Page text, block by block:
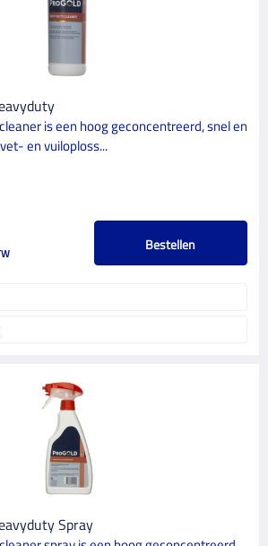
is een hoog geconcentreerd, snel en
en vuiloploss...
Bestellen
Spray